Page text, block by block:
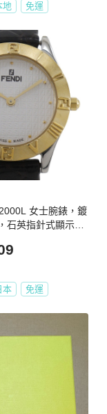
地 免運
女士腕錶，鍍
石英指針式顯示，
本 免運